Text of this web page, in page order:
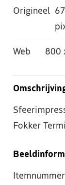
Origineel
Web 800
Fokker
Itemnummer